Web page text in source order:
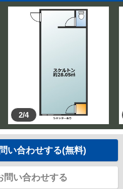
2/4
い合わせする(無料)
問い合わせする